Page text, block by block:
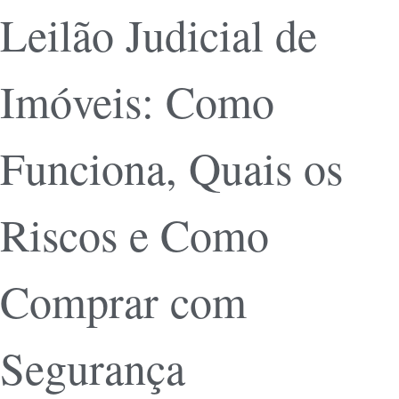
Leilão Judicial de
Imóveis: Como
Funciona, Quais os
Riscos e Como
Comprar com
Segurança